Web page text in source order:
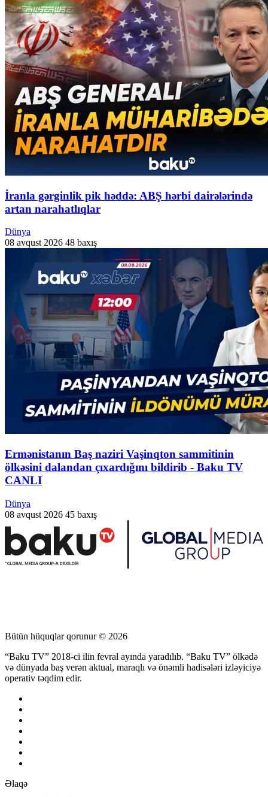
İranla gərginlik pik həddə: ABŞ hərbi dairələrində
artan narahatlıqlar
Dünya
08 avqust 2026 48 baxış
Ermənistanın Baş naziri Vaşinqton sammitinin
ölkəsini dalandan çıxardığını bildirib - Baku TV
CANLI
Dünya
08 avqust 2026 45 baxış
Bütün hüquqlar qorunur © 2026
“Baku TV” 2018-ci ilin fevral ayında yaradılıb. “Baku TV” ölkədə
və dünyada baş verən aktual, maraqlı və önəmli hadisələri izləyiciyə
operativ təqdim edir.
Əlaqə